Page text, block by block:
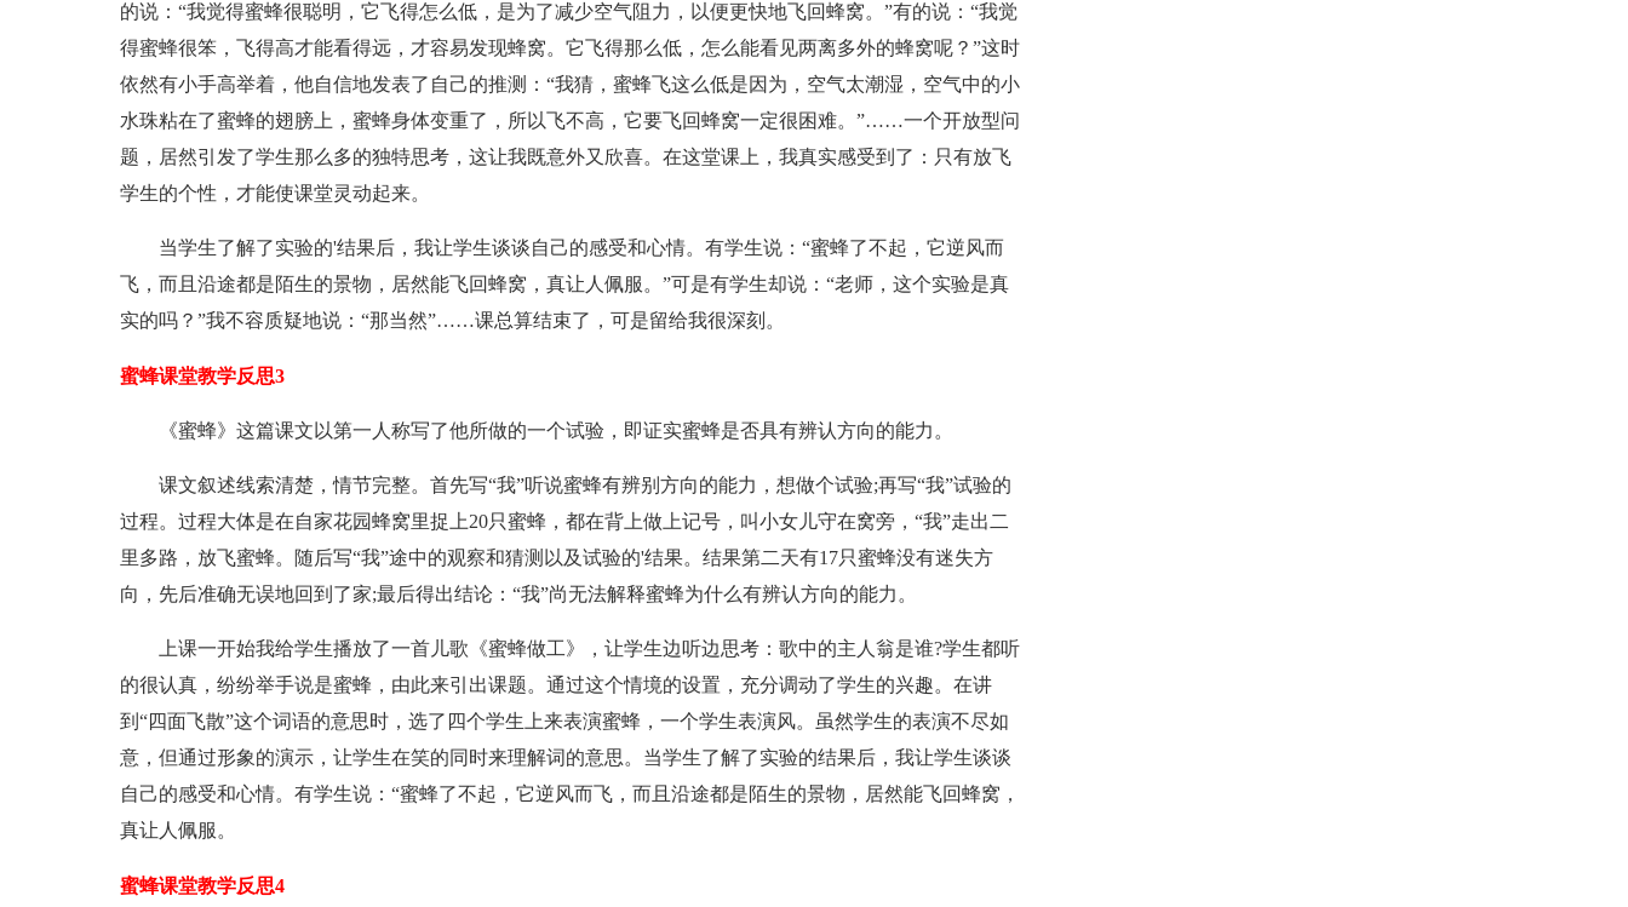
的说：“我觉得蜜蜂很聪明，它飞得怎么低，是为了减少空气阻力，以便更快地飞回蜂窝。”有的说：“我觉
得蜜蜂很笨，飞得高才能看得远，才容易发现蜂窝。它飞得那么低，怎么能看见两离多外的蜂窝呢？”这时
依然有小手高举着，他自信地发表了自己的推测：“我猜，蜜蜂飞这么低是因为，空气太潮湿，空气中的小
水珠粘在了蜜蜂的翅膀上，蜜蜂身体变重了，所以飞不高，它要飞回蜂窝一定很困难。”……一个开放型问
题，居然引发了学生那么多的独特思考，这让我既意外又欣喜。在这堂课上，我真实感受到了：只有放飞
学生的个性，才能使课堂灵动起来。
当学生了解了实验的'结果后，我让学生谈谈自己的感受和心情。有学生说：“蜜蜂了不起，它逆风而
飞，而且沿途都是陌生的景物，居然能飞回蜂窝，真让人佩服。”可是有学生却说：“老师，这个实验是真
实的吗？”我不容质疑地说：“那当然”……课总算结束了，可是留给我很深刻。
蜜蜂课堂教学反思3
《蜜蜂》这篇课文以第一人称写了他所做的一个试验，即证实蜜蜂是否具有辨认方向的能力。
课文叙述线索清楚，情节完整。首先写“我”听说蜜蜂有辨别方向的能力，想做个试验;再写“我”试验的
过程。过程大体是在自家花园蜂窝里捉上20只蜜蜂，都在背上做上记号，叫小女儿守在窝旁，“我”走出二
里多路，放飞蜜蜂。随后写“我”途中的观察和猜测以及试验的'结果。结果第二天有17只蜜蜂没有迷失方
向，先后准确无误地回到了家;最后得出结论：“我”尚无法解释蜜蜂为什么有辨认方向的能力。
上课一开始我给学生播放了一首儿歌《蜜蜂做工》，让学生边听边思考：歌中的主人翁是谁?学生都听
的很认真，纷纷举手说是蜜蜂，由此来引出课题。通过这个情境的设置，充分调动了学生的兴趣。在讲
到“四面飞散”这个词语的意思时，选了四个学生上来表演蜜蜂，一个学生表演风。虽然学生的表演不尽如
意，但通过形象的演示，让学生在笑的同时来理解词的意思。当学生了解了实验的结果后，我让学生谈谈
自己的感受和心情。有学生说：“蜜蜂了不起，它逆风而飞，而且沿途都是陌生的景物，居然能飞回蜂窝，
真让人佩服。
蜜蜂课堂教学反思4